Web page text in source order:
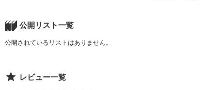
「みゃーこ！大好き。」
×
公開リスト一覧
公開されているリストはありません。
レビュー一覧